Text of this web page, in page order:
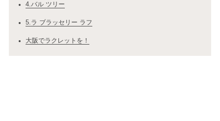
4.バル ツリー
5.ラ ブラッセリー ラフ
大阪でラクレットを！